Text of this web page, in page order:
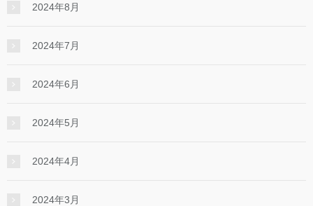
2024年8月
2024年7月
2024年6月
2024年5月
2024年4月
2024年3月